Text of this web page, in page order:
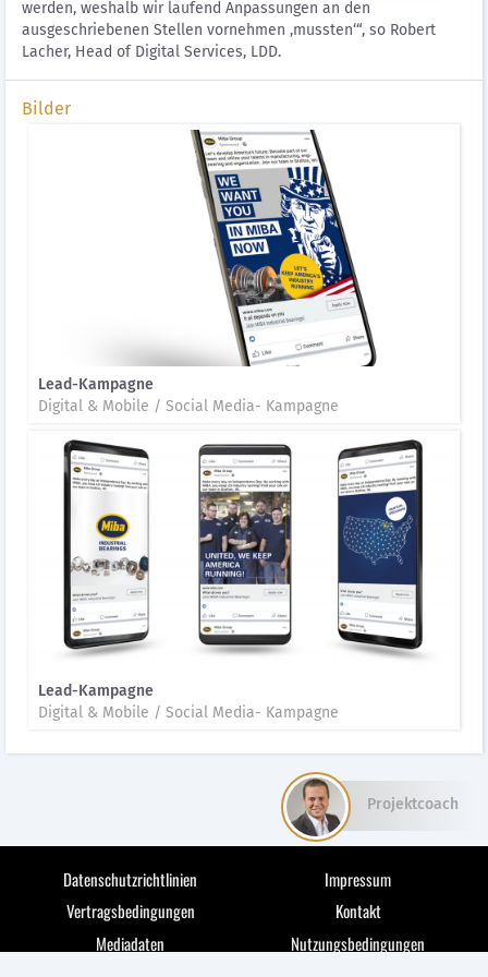
werden, weshalb wir laufend Anpassungen an den
ausgeschriebenen Stellen vornehmen ‚mussten‘“, so Robert
Lacher, Head of Digital Services, LDD.
Bilder
Lead-Kampagne
Digital & Mobile / Social Media- Kampagne
Lead-Kampagne
Digital & Mobile / Social Media- Kampagne
Datenschutzrichtlinien
Impressum
Vertragsbedingungen
Kontakt
Mediadaten
Nutzungsbedingungen
Projektcoach